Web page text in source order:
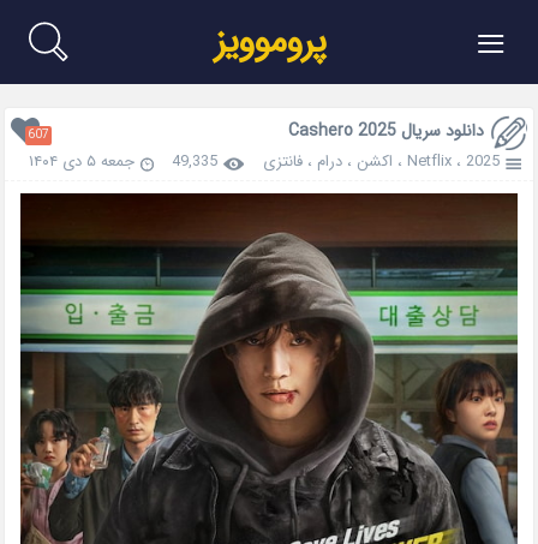
≡ پروموویز
دانلود سریال Cashero 2025 607
2025 ،Netflix ، اکشن ،درام ،فانتزی 49,335 جمعه ۵ دی ۱۴۰۴